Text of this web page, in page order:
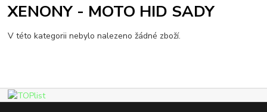
XENONY - MOTO HID SADY
V této kategorii nebylo nalezeno žádné zboží.